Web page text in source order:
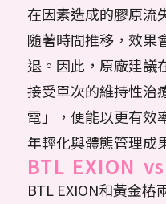
在因素造成的膠原流
隨著時間推移，效果
退。因此，原廠建議
接受單次的維持性治
電」，便能以更有效
年輕化與體態管理成
BTL EXION
BTL EXION和黃金樁